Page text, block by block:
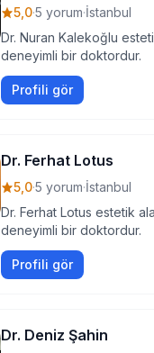
5,0·5 yorum·İstanbul
Dr. Nuran Kalekoğlu
deneyimli bir doktordur.
Profili gör
Dr. Ferhat Lotus
5,0·5 yorum·İstanbul
Dr. Ferhat Lotus estetik
deneyimli bir doktordur.
Profili gör
Dr. Deniz Şahin